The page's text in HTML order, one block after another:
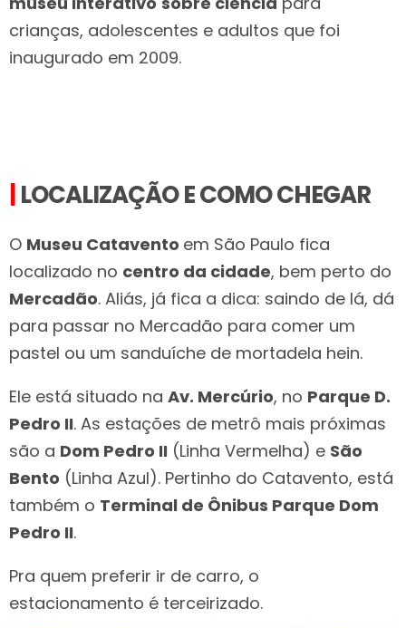
crianças, adolescentes e adultos que foi
inaugurado em 2009.
LOCALIZAÇÃO E COMO CHEGAR
O Museu Catavento em São Paulo fica
localizado no centro da cidade, bem perto do
Mercadão. Aliás, já fica a dica: saindo de lá, dá
para passar no Mercadão para comer um
pastel ou um sanduíche de mortadela hein.
Ele está situado na Av. Mercúrio, no Parque D.
Pedro II. As estações de metrô mais próximas
são a Dom Pedro II (Linha Vermelha) e São
Bento (Linha Azul). Pertinho do Catavento, está
também o Terminal de Ônibus Parque Dom
Pedro II.
Pra quem preferir ir de carro, o
estacionamento é terceirizado.